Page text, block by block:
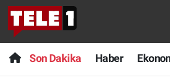
Son Dakika Haber
Anında Manşet
Başka Sohbetler
Son Dakika
Haber
Nöbetçi Eczaneler
Hava Durumu